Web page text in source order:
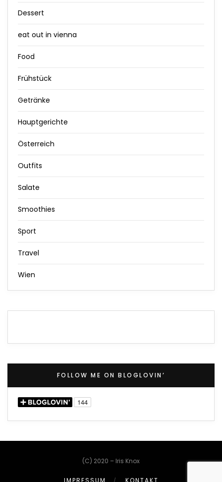
Dessert
eat out in vienna
Food
Frühstück
Getränke
Hauptgerichte
Österreich
Outfits
Salate
Smoothies
Sport
Travel
Wien
FOLLOW ME ON BLOGLOVIN’
(C) 2020 – Iris Knox